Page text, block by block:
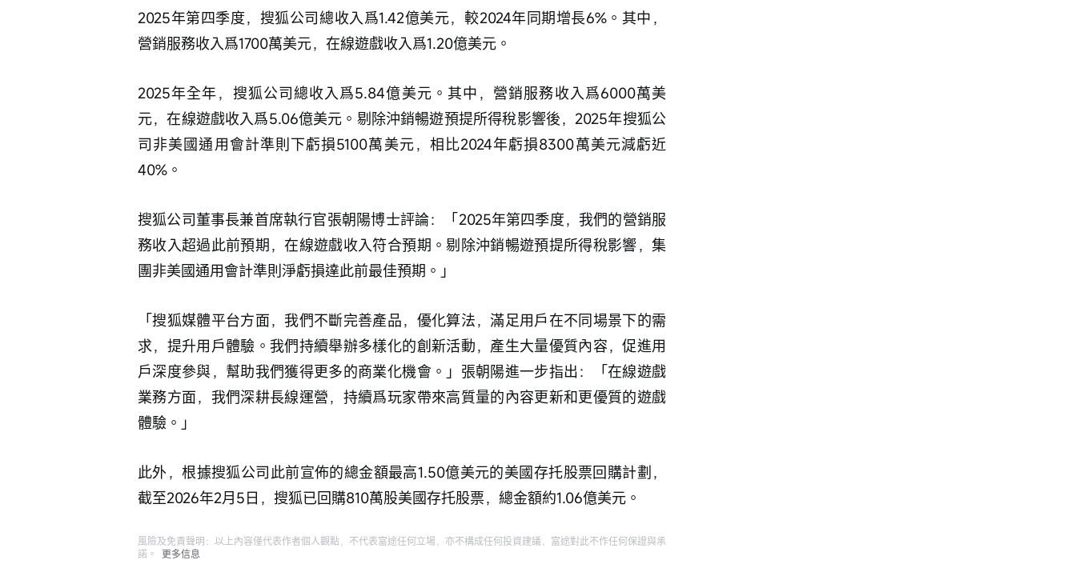
2025年第四季度，搜狐公司總收入爲1.42億美元，較2024年同期增長6%。其中，
營銷服務收入爲1700萬美元，在線遊戲收入爲1.20億美元。
2025年全年，搜狐公司總收入爲5.84億美元。其中，營銷服務收入爲6000萬美
元，在線遊戲收入爲5.06億美元。剔除沖銷暢遊預提所得稅影響後，2025年搜狐公
司非美國通用會計準則下虧損5100萬美元，相比2024年虧損8300萬美元減虧近
40%。
搜狐公司董事長兼首席執行官張朝陽博士評論：「2025年第四季度，我們的營銷服
務收入超過此前預期，在線遊戲收入符合預期。剔除沖銷暢遊預提所得稅影響，集
團非美國通用會計準則淨虧損達此前最佳預期。」
「搜狐媒體平台方面，我們不斷完善產品，優化算法，滿足用戶在不同場景下的需
求，提升用戶體驗。我們持續舉辦多樣化的創新活動，產生大量優質內容，促進用
戶深度參與，幫助我們獲得更多的商業化機會。」張朝陽進一步指出：「在線遊戲
業務方面，我們深耕長線運營，持續爲玩家帶來高質量的內容更新和更優質的遊戲
體驗。」
此外，根據搜狐公司此前宣佈的總金額最高1.50億美元的美國存托股票回購計劃，
截至2026年2月5日，搜狐已回購810萬股美國存托股票，總金額約1.06億美元。
風險及免責聲明：以上內容僅代表作者個人觀點，不代表富途任何立場，亦不構成任何投資建議，富途對此不作任何保證與承
諾。
更多信息